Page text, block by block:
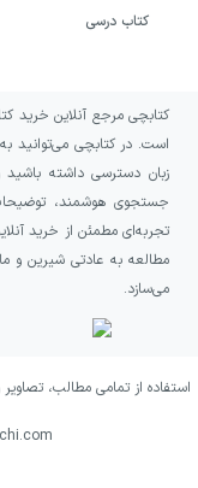
کتاب درسی
کتابچی مرجع آنلاین خرید
است. در کتابچی می‌توانید
زبان دسترسی داشته
جستجوی هوشمند،
تجربه‌ای مطمئن از خرید
مطالعه به عادتی شیرین و
می‌سازد.
استفاده از تمامی مطالب،